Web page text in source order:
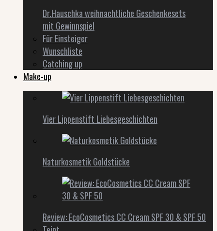
Dr.Hauschka weihnachtliche Geschenkesets
mit Gewinnspiel
Für Einsteiger
Wunschliste
Catching up
Make-up
Vier Lippenstift Liebesgeschichten
Naturkosmetik Goldstücke
Review: EcoCosmetics CC Cream SPF 30 & SPF 50